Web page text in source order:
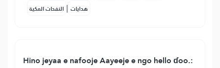
النفحات المكية | هدايات
Hino jeyaa e nafooje Aayeeje e ngo hello ɗoo.: